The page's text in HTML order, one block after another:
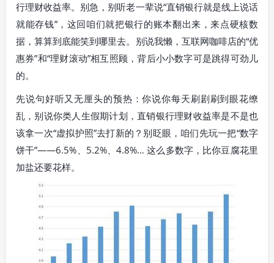
行理财收益率。别急，别听老一辈说“直销银行就是线上说话
就能存钱”，这回咱们就把银行的账本翻出来，来点硬核数
据，算算到底能笑到哪里去。别说我懒，互联网咖啡店的“优
惠券”和“理财滚动”相互照顾，背后小小数字可是跳得可劲儿
的。
先说句好听又无厘头的预热：你说你每天刷剧刷到眼花缭
乱，别说你类人生假期计划，直销银行理财收益率是不是也
该拿一次“虚拟护照”去打新的？别眨眼，咱们先玩一把“数字
饼干”——6.5%、5.2%、4.8%… 这么多数字，比你豆腐花里
加盐还要花样。